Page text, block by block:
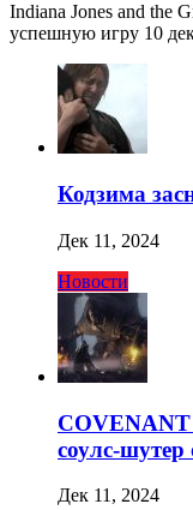
Indiana Jones and the
успешную игру 10
Кодзима
Дек 11, 2024
Новости
COVENANT
соулс-шутер
Дек 11, 2024